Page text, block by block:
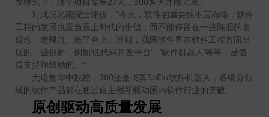
对此倪光南院士评价，“今天，软件的重要性不言而喻，软件
工程的发展也应当跟上时代的步伐，而不能停留在一些陈旧的老
观念、老规范、老平台上。近期，我国软件界在软件工程方面出
现的一些创新，例如‘低代码开发平台’、‘软件机器人’等等，是值
得支持和鼓励的。”
无论是华中数控，360还是飞算SoFlu软件机器人，各细分领
域的软件产品都在通过自主创新驱动国内软件行业的突破。
原创驱动高质量发展